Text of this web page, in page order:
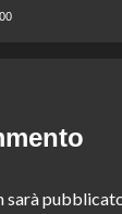
sarà